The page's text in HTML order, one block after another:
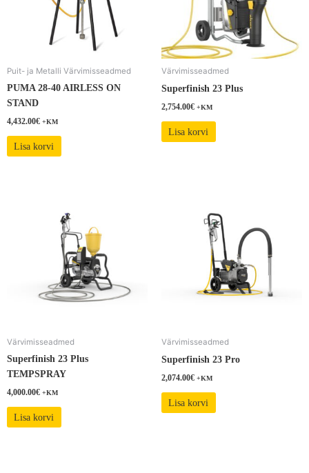
Puit- ja Metalli Värvimisseadmed
PUMA 28-40 AIRLESS ON
STAND
4,432.00€ +KM
Lisa korvi
Värvimisseadmed
Superfinish 23 Plus
2,754.00€ +KM
Lisa korvi
Värvimisseadmed
Superfinish 23 Plus
TEMPSPRAY
4,000.00€ +KM
Lisa korvi
Värvimisseadmed
Superfinish 23 Pro
2,074.00€ +KM
Lisa korvi